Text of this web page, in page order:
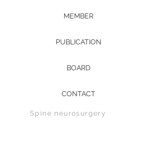
MEMBER
PUBLICATION
BOARD
CONTACT
Spine neurosurgery